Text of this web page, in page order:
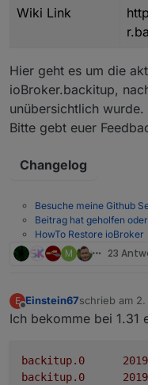
Wiki Link
Hier geht es um die
ioBroker.backitup,
unübersichtlich wurde.
Bitte gebt euer
Changelog
Besuche meine Github
Beitrag hat geholfen
HowTo Restore ioBroker
M 23
E
Offline
Einstein67schrieb am 2.
zuletzt
Ich bekomme bei 1.31
backitup.0
backitup.0